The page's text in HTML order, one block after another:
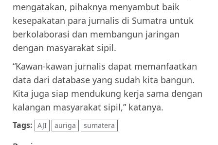
mengatakan, pihaknya menyambut baik
kesepakatan para jurnalis di Sumatra untuk
berkolaborasi dan membangun jaringan
dengan masyarakat sipil.
“Kawan-kawan jurnalis dapat memanfaatkan
data dari database yang sudah kita bangun.
Kita juga siap mendukung kerja sama dengan
kalangan masyarakat sipil,” katanya.
Tags: AJI auriga sumatera